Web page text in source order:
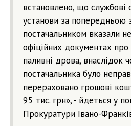
встановлено, що службові
установи за попередньою
постачальником вказали
офіційних документах про
паливні дрова, внаслідок
постачальника було
перераховано грошові
95 тис. грн», - йдеться у
Прокуратури Івано-